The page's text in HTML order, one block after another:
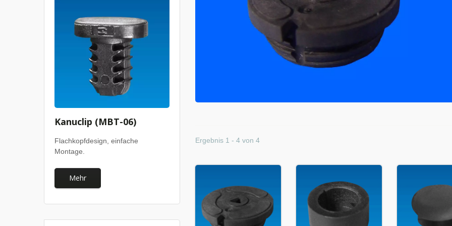
Kanuclip (MBT-06)
Flachkopfdesign, einfache
Montage.
Mehr
Ergebnis 1 - 4 von 4